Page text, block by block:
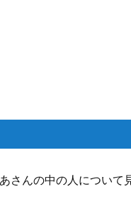
さんの中の人について